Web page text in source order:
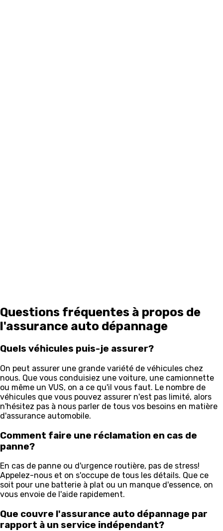
Questions fréquentes à propos de
l'assurance auto dépannage
Quels véhicules puis-je assurer?
On peut assurer une grande variété de véhicules chez
nous. Que vous conduisiez une voiture, une camionnette
ou même un VUS, on a ce qu'il vous faut. Le nombre de
véhicules que vous pouvez assurer n'est pas limité, alors
n'hésitez pas à nous parler de tous vos besoins en matière
d'assurance automobile.
Comment faire une réclamation en cas de
panne?
En cas de panne ou d'urgence routière, pas de stress!
Appelez-nous et on s'occupe de tous les détails. Que ce
soit pour une batterie à plat ou un manque d'essence, on
vous envoie de l'aide rapidement.
Que couvre l'assurance auto dépannage par
rapport à un service indépendant?